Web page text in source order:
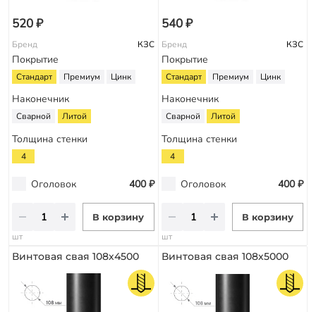
520 ₽
Бренд КЗС
Покрытие
Стандарт Премиум Цинк
Наконечник
Сварной Литой
Толщина стенки
4
Оголовок 400 ₽
В корзину
шт
540 ₽
Бренд КЗС
Покрытие
Стандарт Премиум Цинк
Наконечник
Сварной Литой
Толщина стенки
4
Оголовок 400 ₽
В корзину
шт
Винтовая свая 108х4500 Винтовая свая 108х5000